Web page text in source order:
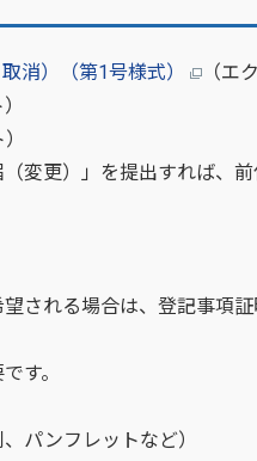
消）（第1号様式）
（エ
更）」を提出すれば、前
れる場合は、登記事項証
す。
パンフレットなど）